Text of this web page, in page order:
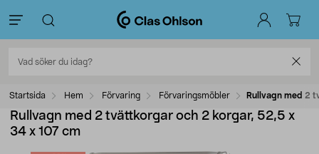
Startsida Hem Förvaring Förvaringsmöbler Rullvagn med 2
Rullvagn med 2 tvättkorgar och 2 korgar, 52,5 x
34 x 107 cm